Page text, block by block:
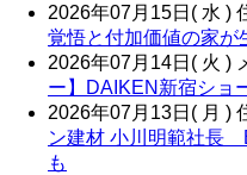
2026年07月15日( 水 )
覚悟と付加価値の家が
2026年07月14日( 火 )
ー】DAIKEN新宿ショ
2026年07月13日( 月 )
ン建材 小川明範社長
も